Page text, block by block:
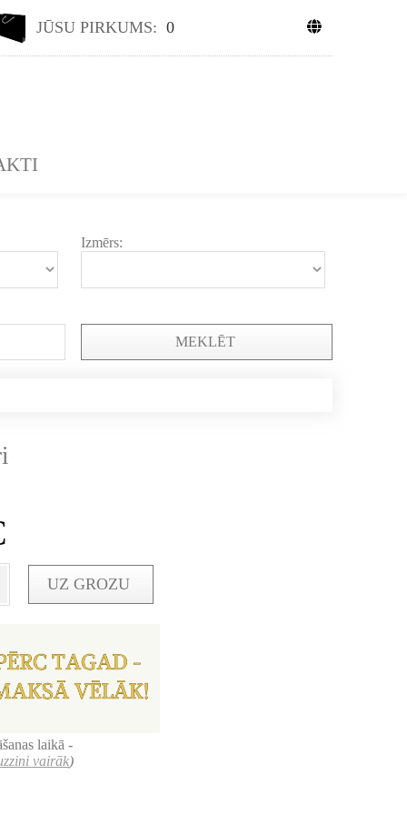
JŪSU PIRKUMS: 0
Izmērs:
MEKLĒT
UZ GROZU
laikā -
vairāk)